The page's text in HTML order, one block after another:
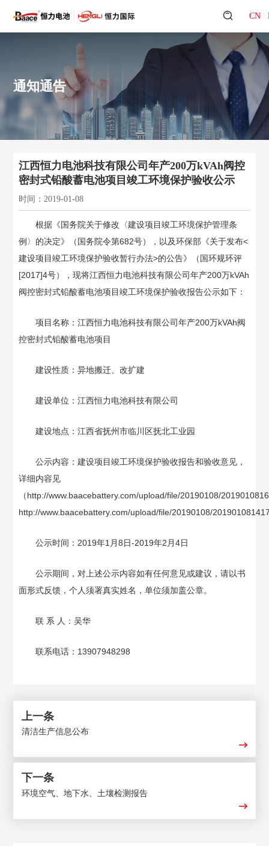
CN
通知通告
江西恒力电池科技有限公司年产200万kVAh阀控
密封式铅酸蓄电池项目竣工环境保护验收公示
时间：2019-01-08
根据《国务院关于修改〈建设项目竣工环境保护管理条
例〉的决定》（国务院令第682号），以及环保部《关于发布<
建设项目竣工环境保护验收暂行办法>的公告》（国环规环评
[2017]4号），现将江西恒力电池科技有限公司年产200万kVAh
阀控密封式铅酸蓄电池项目竣工环境保护验收报告公示如下：
项目名称：江西恒力电池科技有限公司年产200万kVAh阀
控密封式铅酸蓄电池项目
建设性质：异地搬迁、改扩建
建设单位：江西恒力电池科技有限公司
建设地点：江西省抚州市临川区抚北工业园
公示内容：建设项目竣工环境保护验收报告和验收意见，
详细内容见
（http://www.baacebattery.com/upload/file/20190108/
http://www.baacebattery.com/upload/file/20190108/
公示时间：2019年1月8日-2019年2月4日
公示期间，对上述公示内容如有任何意见或建议，请以书
面形式反馈，个人须署真实姓名，单位须加盖公章。
联 系 人：吴华
联系电话： 13907948298
上一条
清洁生产信息公布
下一条
环境空气、地下水、土壤检测报告